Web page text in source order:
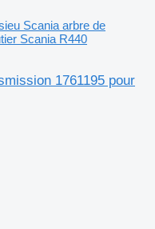
Scania arbre de
Scania R440
1761195 pour